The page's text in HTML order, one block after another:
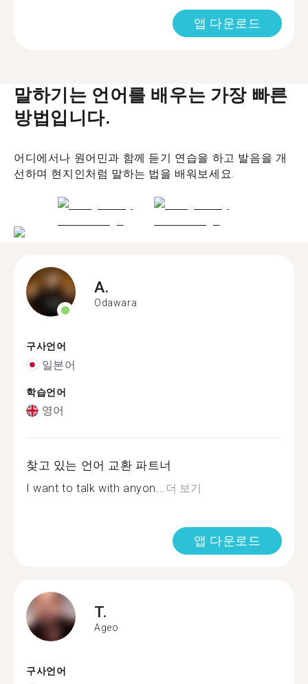
앱 다운로드
말하기는 언어를 배우는 가장 빠른
방법입니다.
어디에서나 원어민과 함께 듣기 연습을 하고 발음을 개
선하며 현지인처럼 말하는 법을 배워보세요.
A.
Odawara
구사언어
일본어
학습언어
영어
찾고 있는 언어 교환 파트너
I want to talk with anyon...더 보기
앱 다운로드
T.
Ageo
구사언어